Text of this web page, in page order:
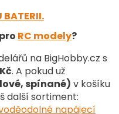
BATERII.
RC modely?
na BigHobby.cz s
. A pokud už
spínané) v košíku
další sortiment:
napájecí